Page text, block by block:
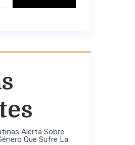
Alerta Sobre
Que Sufre La